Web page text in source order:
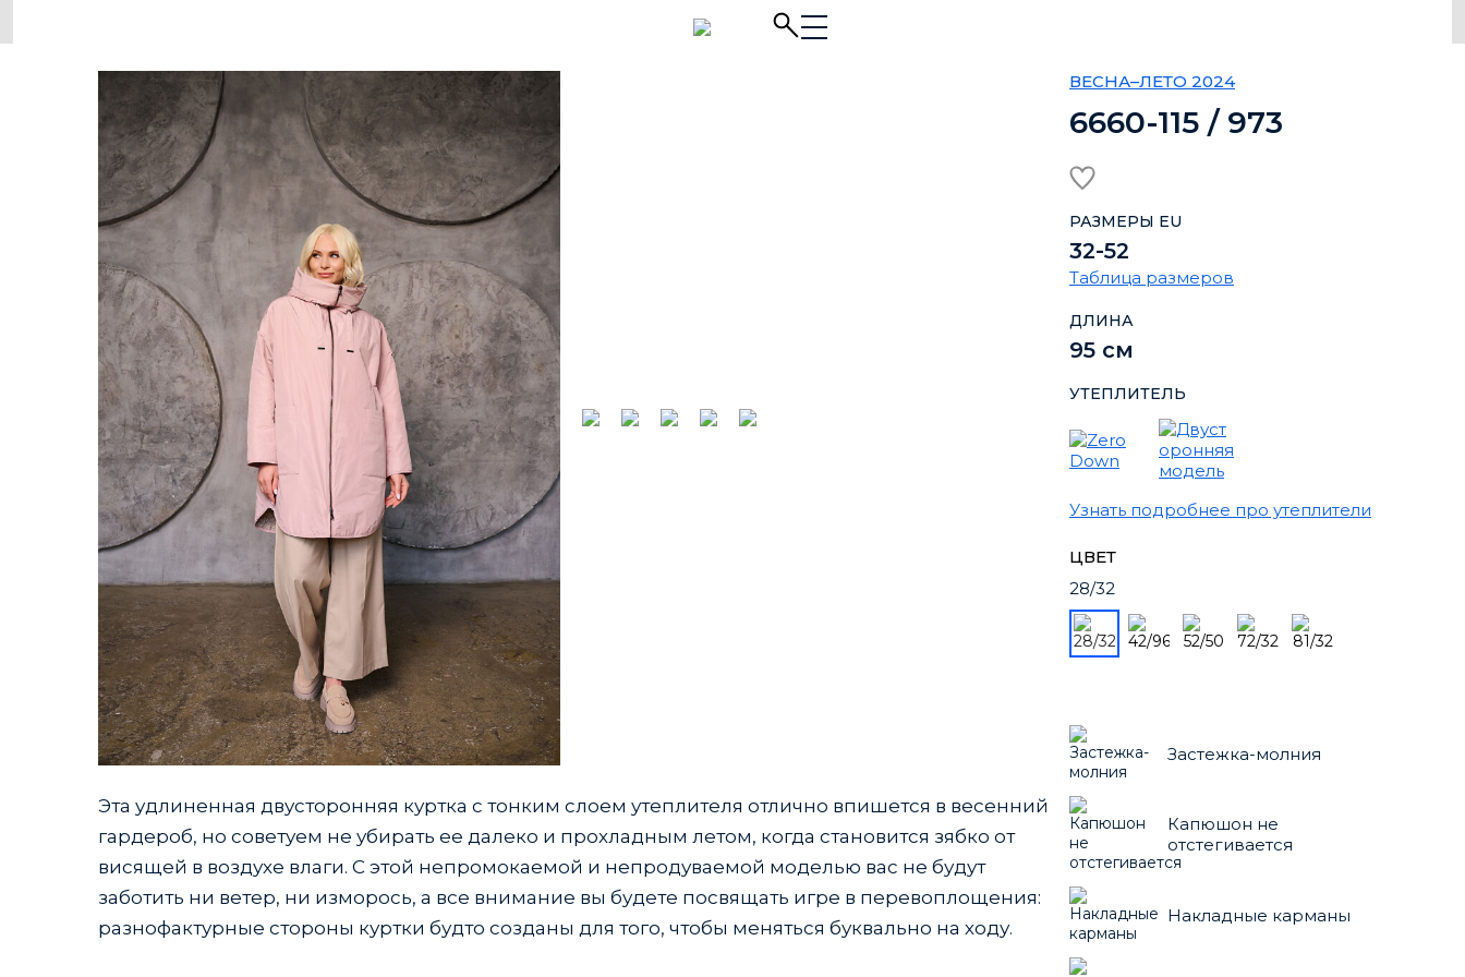
Эта удлиненная двусторонняя куртка с тонким слоем утеплителя отлично впишется в весенний
гардероб, но советуем не убирать ее далеко и прохладным летом, когда становится зябко от
висящей в воздухе влаги. С этой непромокаемой и непродуваемой моделью вас не будут
заботить ни ветер, ни изморось, а все внимание вы будете посвящать игре в перевоплощения:
разнофактурные стороны куртки будто созданы для того, чтобы меняться буквально на ходу.
ВЕСНА–ЛЕТО 2024
6660-115 / 973
ЦВЕТ
28/32
РАЗМЕРЫ EU
32-52
Таблица размеров
ДЛИНА
95 см
УТЕПЛИТЕЛЬ
Узнать подробнее про утеплители
Застежка-молния
Капюшон не
отстегивается
Накладные карманы